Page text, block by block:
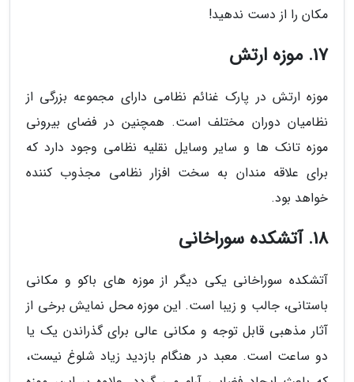
مکان را از دست ندهید!
17. موزه ارتش
موزه ارتش در پارک غنائم نظامی دارای مجموعه بزرگی از
نظامیان دوران مختلف است. همچنین در فضای بیرونی
موزه تانک ها و سایر وسایل نقلیه نظامی وجود دارد که
برای علاقه مندان به سخت افزار نظامی مجذوب کننده
خواهد بود.
18. آتشکده سوراخانی
آتشکده سوراخانی یکی دیگر از موزه های باکو و مکانی
باستانی، جالب و زیبا است. این موزه محل نمایش برخی از
آثار مذهبی قابل توجه و مکانی عالی برای گذراندن یک یا
دو ساعت است. معبد در هنگام بازدید زیاد شلوغ نیست،